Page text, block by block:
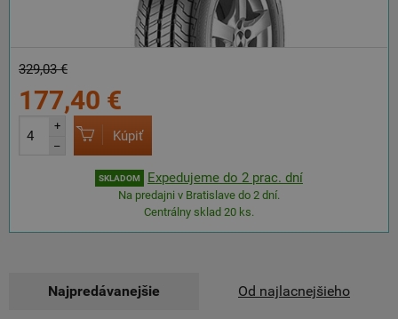
329,03 €
177,40 €
+
–
Kúpiť
SKLADOM Expedujeme do 2 prac. dní
Na predajni v Bratislave do 2 dní.
Centrálny sklad 20 ks.
Najpredávanejšie Od najlacnejšieho